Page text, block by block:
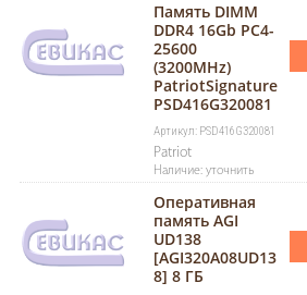
Память DIMM
DDR4 16Gb PC4-
25600
(3200MHz)
PatriotSignature
PSD416G320081
Артикул: PSD416G320081
Patriot
Наличие: уточнить
Оперативная
память AGI
UD138
[AGI320A08UD13
8] 8 ГБ